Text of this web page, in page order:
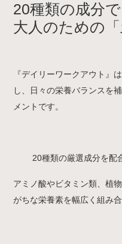
20種類の成分
大人のための「
『デイリーワークアウト』
し、日々の栄養バランスを
メントです。
20種類の厳選成分を配
アミノ酸やビタミン類、植
がちな栄養素を幅広く組み合